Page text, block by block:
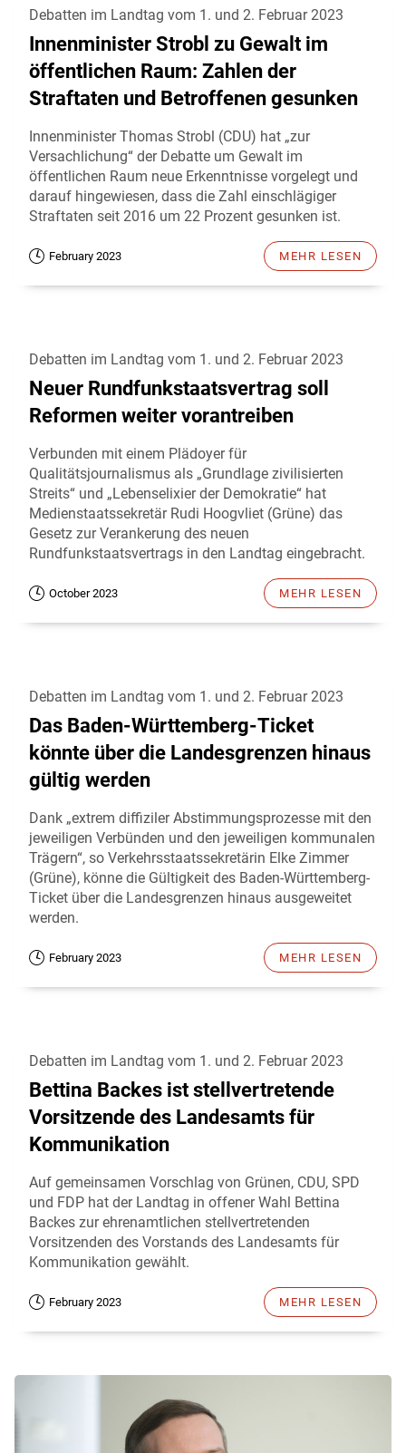
Debatten im Landtag vom 1. und 2. Februar 2023
Innenminister Strobl zu Gewalt im
öffentlichen Raum: Zahlen der
Straftaten und Betroffenen gesunken
Innenminister Thomas Strobl (CDU) hat „zur
Versachlichung“ der Debatte um Gewalt im
öffentlichen Raum neue Erkenntnisse vorgelegt und
darauf hingewiesen, dass die Zahl einschlägiger
Straftaten seit 2016 um 22 Prozent gesunken ist.
February 2023 MEHR LESEN
Debatten im Landtag vom 1. und 2. Februar 2023
Neuer Rundfunkstaatsvertrag soll
Reformen weiter vorantreiben
Verbunden mit einem Plädoyer für
Qualitätsjournalismus als „Grundlage zivilisierten
Streits“ und „Lebenselixier der Demokratie“ hat
Medienstaatssekretär Rudi Hoogvliet (Grüne) das
Gesetz zur Verankerung des neuen
Rundfunkstaatsvertrags in den Landtag eingebracht.
October 2023 MEHR LESEN
Debatten im Landtag vom 1. und 2. Februar 2023
Das Baden-Württemberg-Ticket
könnte über die Landesgrenzen hinaus
gültig werden
Dank „extrem diffiziler Abstimmungsprozesse mit den
jeweiligen Verbünden und den jeweiligen kommunalen
Trägern“, so Verkehrsstaatssekretärin Elke Zimmer
(Grüne), könne die Gültigkeit des Baden-Württemberg-
Ticket über die Landesgrenzen hinaus ausgeweitet
werden.
February 2023 MEHR LESEN
Debatten im Landtag vom 1. und 2. Februar 2023
Bettina Backes ist stellvertretende
Vorsitzende des Landesamts für
Kommunikation
Auf gemeinsamen Vorschlag von Grünen, CDU, SPD
und FDP hat der Landtag in offener Wahl Bettina
Backes zur ehrenamtlichen stellvertretenden
Vorsitzenden des Vorstands des Landesamts für
Kommunikation gewählt.
February 2023 MEHR LESEN